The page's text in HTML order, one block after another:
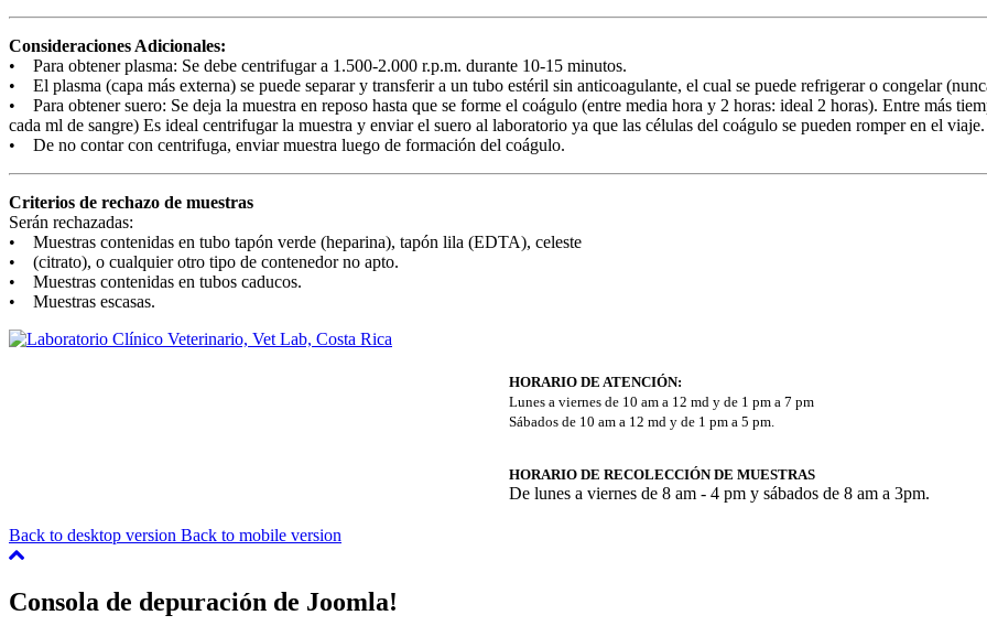
Consideraciones Adicionales:
• Para obtener plasma: Se debe centrifugar a 1.500-2.000 r.p.m. durante 10-15 minutos.
• El plasma (capa más externa) se puede separar y transferir a un tubo estéril sin anticoagulante, el cual se puede refrigerar o congelar
• Para obtener suero: Se deja la muestra en reposo hasta que se forme el coágulo (entre media hora y 2 horas: ideal 2 horas). Entre más
cada ml de sangre) Es ideal centrifugar la muestra y enviar el suero al laboratorio ya que las células del coágulo se pueden romper en el viaje.
• De no contar con centrifuga, enviar muestra luego de formación del coágulo.
Criterios de rechazo de muestras
Serán rechazadas:
• Muestras contenidas en tubo tapón verde (heparina), tapón lila (EDTA), celeste
• (citrato), o cualquier otro tipo de contenedor no apto.
• Muestras contenidas en tubos caducos.
• Muestras escasas.
HORARIO DE ATENCIÓN:
Lunes a viernes de 10 am a 12 md y de 1 pm a 7 pm
Sábados de 10 am a 12 md y de 1 pm a 5 pm.
HORARIO DE RECOLECCIÓN DE MUESTRAS
De lunes a viernes de 8 am - 4 pm y sábados de 8 am a 3pm.
Back to desktop version Back to mobile version
Consola de depuración de Joomla!